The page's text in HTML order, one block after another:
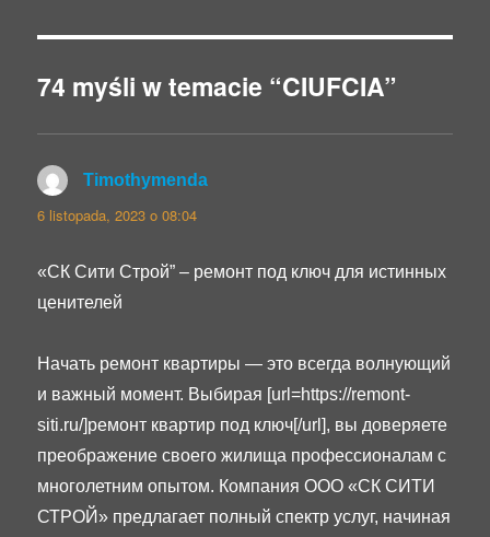
74 myśli w temacie “CIUFCIA”
Timothymenda
6 listopada, 2023 o 08:04
«СК Сити Строй” – ремонт под ключ для истинных
ценителей
Начать ремонт квартиры — это всегда волнующий
и важный момент. Выбирая [url=https://remont-
siti.ru/]ремонт квартир под ключ[/url], вы доверяете
преображение своего жилища профессионалам с
многолетним опытом. Компания ООО «СК СИТИ
СТРОЙ» предлагает полный спектр услуг, начиная